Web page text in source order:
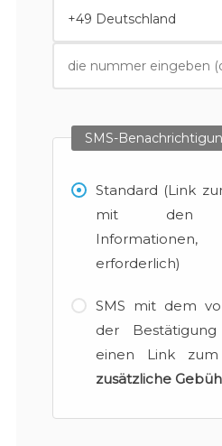
SMS-
Standard (Link
mit den
Informationen,
erforderlich)
SMS mit dem
der
einen Link zum
zusätzliche